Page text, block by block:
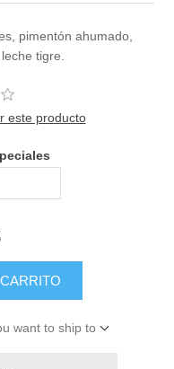
pimentón ahumado,
tigre.
este producto
want to ship to